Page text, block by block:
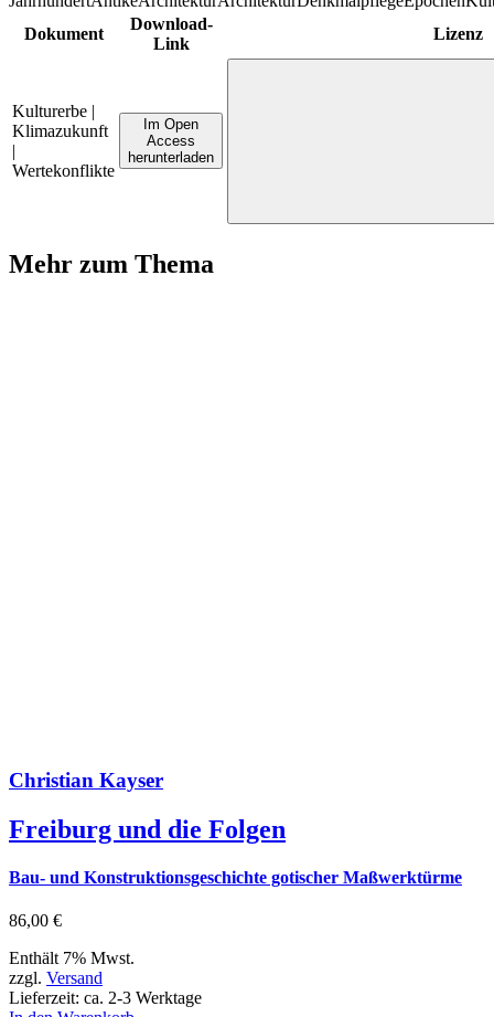
Dokument
Download-
Link
Lizenz
Kulturerbe |
Klimazukunft
|
Wertekonflikte
Im Open
Access
herunterladen
Mehr zum Thema
Christian Kayser
Freiburg und die Folgen
Bau- und Konstruktionsgeschichte gotischer Maßwerktürme
86,00 €
Enthält 7% Mwst.
zzgl. Versand
Lieferzeit: ca. 2-3 Werktage